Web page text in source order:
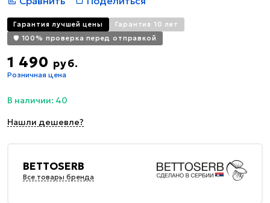
Гарантия лучшей цены
Гарантия 10 лет
🛡️ 100% проверка перед отправкой
1 490 руб.
Розничная цена
В наличии: 40
Нашли дешевле?
BETTOSERB
Все товары бренда